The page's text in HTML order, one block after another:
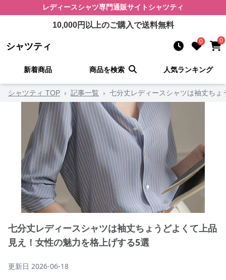
レディースシャツ専門通販サイト シャツティ
10,000円以上のご購入で送料無料
シャツティ 0 0
新着商品 商品を検索 人気ランキング
シャツティ TOP › 記事一覧 › 七分丈レディースシャツは袖丈ち
七分丈レディースシャツは袖丈ちょうどよくて上品
見え！女性の魅力を格上げする5選
更新日 2026-06-18